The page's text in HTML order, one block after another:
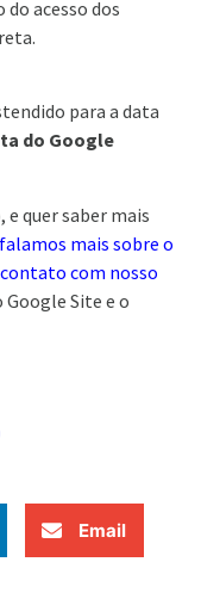
acesso dos
para a data
do Google
e quer saber mais
mais sobre o
com nosso
Google Site e o
Email